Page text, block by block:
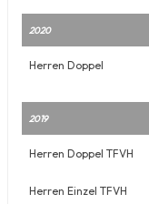
2020
Herren Doppel
2019
Herren Doppel TFVH
Herren Einzel TFVH